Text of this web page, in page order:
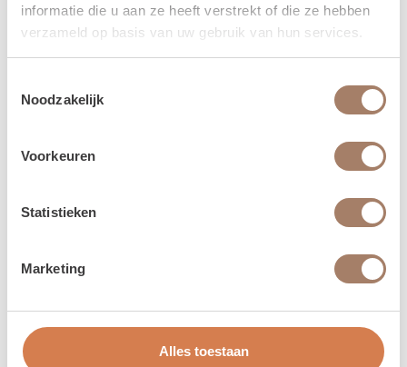
informatie die u aan ze heeft verstrekt of die ze hebben
verzameld op basis van uw gebruik van hun services.
Noodzakelijk
Voorkeuren
Statistieken
Marketing
Alles toestaan